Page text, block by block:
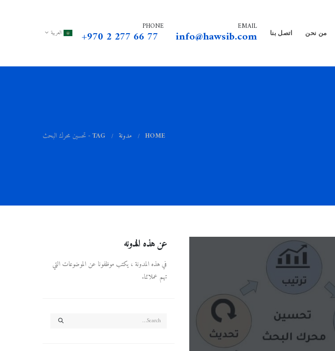
من نحن اتصل بنا
EMAIL
info@hawsib.com
PHONE
+970 2 277 66 77 العربية
HOME مدونة TAG - تحسين محرك البحث
عن هذه المدونه
في هذه المدونة ، يكتب موظفونا عن الموضوعات التي
تهم عملائنا.